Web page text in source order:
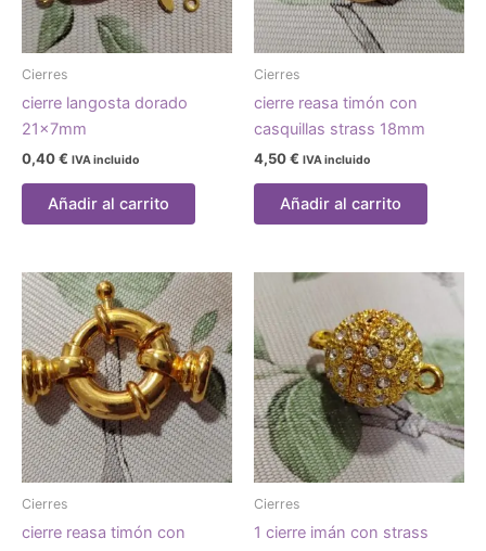
Cierres
cierre langosta dorado
21x7mm
0,40€ IVA incluido
Añadir al carrito
Cierres
cierre reasa timón con
casquillas strass 18mm
4,50€ IVA incluido
Añadir al carrito
Cierres
cierre reasa timón con
Cierres
1 cierre imán con strass